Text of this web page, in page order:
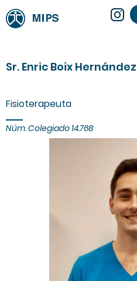
Sr. Enric Boix Hernández
Fisioterapeuta
Núm. Colegiado 14.768